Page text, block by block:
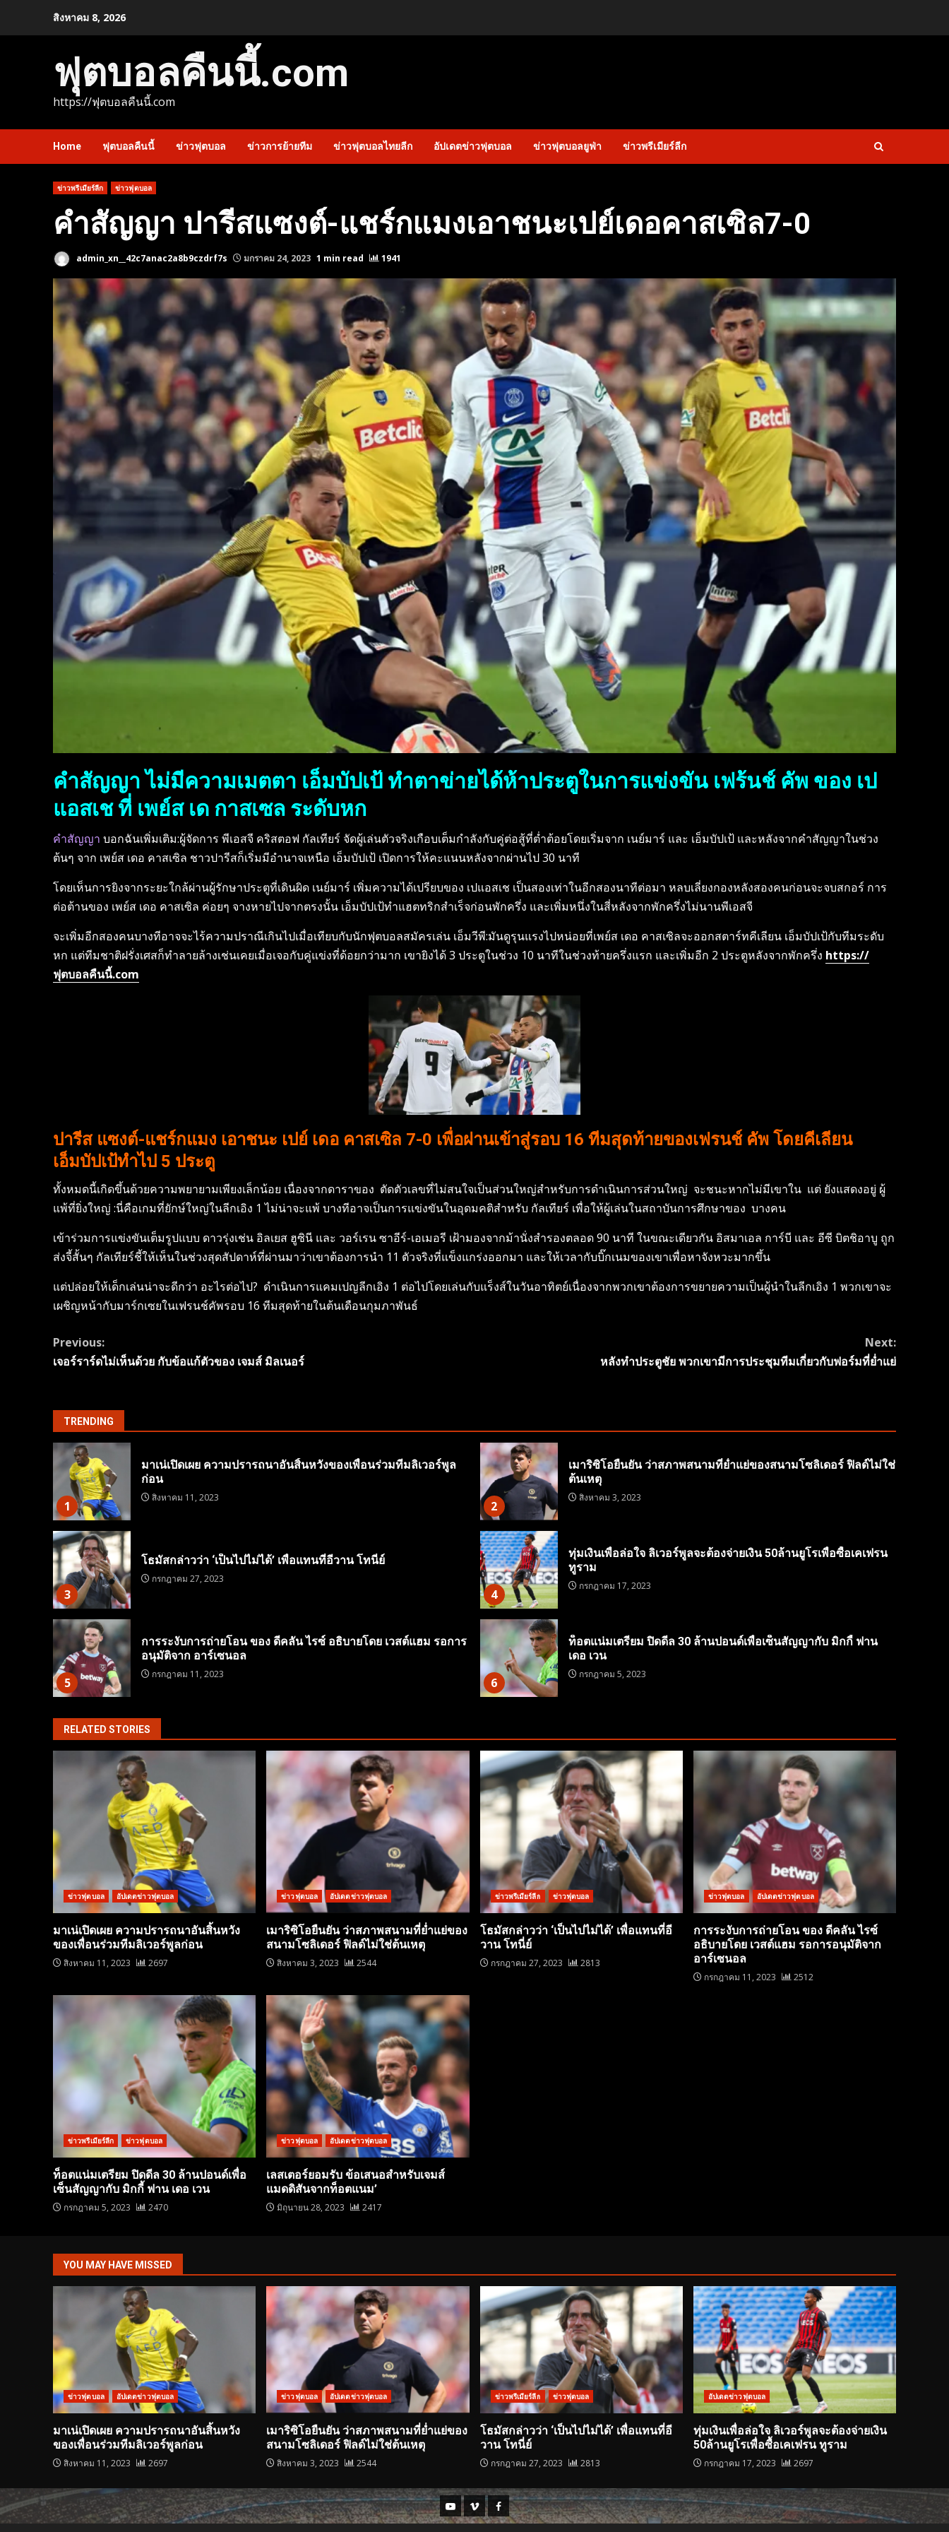
สิงหาคม 8, 2026
ฟุตบอลคืนนี้.com
https://ฟุตบอลคืนนี้.com
Home ฟุตบอลคืนนี้ ข่าวฟุตบอล ข่าวการย้ายทีม ข่าวฟุตบอลไทยลีก อัปเดตข่าวฟุตบอล ข่าวฟุตบอลยูฟ่า ข่าวพรีเมียร์ลีก
ข่าวพรีเมียร์ลีก ข่าวฟุตบอล
คำสัญญา ปารีสแซงต์-แชร์กแมงเอาชนะเปย์เดอคาสเซิล7-0
admin_xn__42c7anac2a8b9czdrf7s มกราคม 24, 2023 1 min read 1941
คำสัญญา ไม่มีความเมตตา เอ็มบัปเป้ ทำตาข่ายได้ห้าประตูในการแข่งขัน เฟร้นช์ คัพ ของ เป
แอสเช ที่ เพย์ส เด กาสเซล ระดับหก
คำสัญญา บอกฉันเพิ่มเติม:ผู้จัดการ พีเอสจี คริสตอฟ กัลเทียร์ จัดผู้เล่นตัวจริงเกือบเต็มกำลังกับคู่ต่อสู้ที่ต่ำต้อยโดยเริ่มจาก เนย์มาร์ และ เอ็มบัปเป้ และหลังจากคำสัญญาในช่วง
ต้นๆ จาก เพย์ส เดอ คาสเซิล ชาวปารีสก็เริ่มมีอำนาจเหนือ เอ็มบัปเป้ เปิดการให้คะแนนหลังจากผ่านไป 30 นาที
โดยเห็นการยิงจากระยะใกล้ผ่านผู้รักษาประตูที่เดินผิด เนย์มาร์ เพิ่มความได้เปรียบของ เปแอสเช เป็นสองเท่าในอีกสองนาทีต่อมา หลบเลี่ยงกองหลังสองคนก่อนจะจบสกอร์ การ
ต่อต้านของ เพย์ส เดอ คาสเซิล ค่อยๆ จางหายไปจากตรงนั้น เอ็มบัปเป้ทำแฮตทริกสำเร็จก่อนพักครึ่ง และเพิ่มหนึ่งในสี่หลังจากพักครึ่งไม่นานพีเอสจี
จะเพิ่มอีกสองคนบางทีอาจจะไร้ความปราณีเกินไปเมื่อเทียบกับนักฟุตบอลสมัครเล่น เอ็มวีพี:มันดูรุนแรงไปหน่อยที่เพย์ส เดอ คาสเซิลจะออกสตาร์ทคีเลียน เอ็มบัปเป้กับทีมระดับ
หก แต่ทีมชาติฝรั่งเศสก็ทำลายล้างเช่นเคยเมื่อเจอกับคู่แข่งที่ด้อยกว่ามาก เขายิงได้ 3 ประตูในช่วง 10 นาทีในช่วงท้ายครึ่งแรก และเพิ่มอีก 2 ประตูหลังจากพักครึ่ง https://
ฟุตบอลคืนนี้.com
ปารีส แซงต์-แชร์กแมง เอาชนะ เปย์ เดอ คาสเซิล 7-0 เพื่อผ่านเข้าสู่รอบ 16 ทีมสุดท้ายของเฟรนช์ คัพ โดยคีเลียน
เอ็มบัปเป้ทำไป 5 ประตู
ทั้งหมดนี้เกิดขึ้นด้วยความพยายามเพียงเล็กน้อย เนื่องจากดาราของ ตัดตัวเลขที่ไม่สนใจเป็นส่วนใหญ่สำหรับการดำเนินการส่วนใหญ่ จะชนะหากไม่มีเขาใน แต่ ยังแสดงอยู่ ผู้
แพ้ที่ยิ่งใหญ่ :นี่คือเกมที่ยักษ์ใหญ่ในลีกเอิง 1 ไม่น่าจะแพ้ บางทีอาจเป็นการแข่งขันในอุดมคติสำหรับ กัลเทียร์ เพื่อให้ผู้เล่นในสถาบันการศึกษาของ บางคน
เข้าร่วมการแข่งขันเต็มรูปแบบ ดาวรุ่งเช่น อิลเยส ฮูซินี และ วอร์เรน ซาอีร์-เอเมอรี เฝ้ามองจากม้านั่งสำรองตลอด 90 นาที ในขณะเดียวกัน อิสมาเอล การ์บี และ อีซี บิตชิอาบู ถูก
ส่งจี้สั้นๆ กัลเทียร์ชี้ให้เห็นในช่วงสุดสัปดาห์ที่ผ่านมาว่าเขาต้องการนำ 11 ตัวจริงที่แข็งแกร่งออกมา และให้เวลากับบิ๊กเนมของเขาเพื่อหาจังหวะมากขึ้น
แต่ปล่อยให้เด็กเล่นน่าจะดีกว่า อะไรต่อไป? ดำเนินการแคมเปญลีกเอิง 1 ต่อไปโดยเล่นกับแร็งส์ในวันอาทิตย์เนื่องจากพวกเขาต้องการขยายความเป็นผู้นำในลีกเอิง 1 พวกเขาจะ
เผชิญหน้ากับมาร์กเซยในเฟรนช์คัพรอบ 16 ทีมสุดท้ายในต้นเดือนกุมภาพันธ์
Continue
Reading
Previous:
เจอร์ราร์ดไม่เห็นด้วย กับข้อแก้ตัวของ เจมส์ มิลเนอร์
Next:
หลังทำประตูชัย พวกเขามีการประชุมทีมเกี่ยวกับฟอร์มที่ย่ำแย่
TRENDING
1
มาเน่เปิดเผย ความปรารถนาอันสิ้นหวังของเพื่อนร่วมทีมลิเวอร์พูล
ก่อน
สิงหาคม 11, 2023
2
เมาริซิโอยืนยัน ว่าสภาพสนามที่ย่ำแย่ของสนามโซลิเดอร์ ฟิลด์ไม่ใช่
ต้นเหตุ
สิงหาคม 3, 2023
3
โธมัสกล่าวว่า ‘เป็นไปไม่ได้’ เพื่อแทนที่อีวาน โทนี่ย์
กรกฎาคม 27, 2023
4
ทุ่มเงินเพื่อล่อใจ ลิเวอร์พูลจะต้องจ่ายเงิน 50ล้านยูโรเพื่อซื้อเคเฟรน
ทูราม
กรกฎาคม 17, 2023
5
การระงับการถ่ายโอน ของ ดีคลัน ไรซ์ อธิบายโดย เวสต์แฮม รอการ
อนุมัติจาก อาร์เซนอล
กรกฎาคม 11, 2023
6
ท็อตแน่มเตรียม ปิดดีล 30 ล้านปอนด์เพื่อเซ็นสัญญากับ มิกกี้ ฟาน
เดอ เวน
กรกฎาคม 5, 2023
RELATED STORIES
ข่าวฟุตบอล อัปเดตข่าวฟุตบอล
มาเน่เปิดเผย ความปรารถนาอันสิ้นหวัง
ของเพื่อนร่วมทีมลิเวอร์พูลก่อน
สิงหาคม 11, 2023 2697
ข่าวฟุตบอล อัปเดตข่าวฟุตบอล
เมาริซิโอยืนยัน ว่าสภาพสนามที่ย่ำแย่ของ
สนามโซลิเดอร์ ฟิลด์ไม่ใช่ต้นเหตุ
สิงหาคม 3, 2023 2544
ข่าวพรีเมียร์ลีก ข่าวฟุตบอล
โธมัสกล่าวว่า ‘เป็นไปไม่ได้’ เพื่อแทนที่อี
วาน โทนี่ย์
กรกฎาคม 27, 2023 2813
ข่าวฟุตบอล อัปเดตข่าวฟุตบอล
การระงับการถ่ายโอน ของ ดีคลัน ไรซ์
อธิบายโดย เวสต์แฮม รอการอนุมัติจาก
อาร์เซนอล
กรกฎาคม 11, 2023 2512
ข่าวพรีเมียร์ลีก ข่าวฟุตบอล
ท็อตแน่มเตรียม ปิดดีล 30 ล้านปอนด์เพื่อ
เซ็นสัญญากับ มิกกี้ ฟาน เดอ เวน
กรกฎาคม 5, 2023 2470
ข่าวฟุตบอล อัปเดตข่าวฟุตบอล
เลสเตอร์ยอมรับ ข้อเสนอสำหรับเจมส์
แมดดิสันจากท็อตแนม’
มิถุนายน 28, 2023 2417
YOU MAY HAVE MISSED
ข่าวฟุตบอล อัปเดตข่าวฟุตบอล
มาเน่เปิดเผย ความปรารถนาอันสิ้นหวัง
ของเพื่อนร่วมทีมลิเวอร์พูลก่อน
สิงหาคม 11, 2023 2697
ข่าวฟุตบอล อัปเดตข่าวฟุตบอล
เมาริซิโอยืนยัน ว่าสภาพสนามที่ย่ำแย่ของ
สนามโซลิเดอร์ ฟิลด์ไม่ใช่ต้นเหตุ
สิงหาคม 3, 2023 2544
ข่าวพรีเมียร์ลีก ข่าวฟุตบอล
โธมัสกล่าวว่า ‘เป็นไปไม่ได้’ เพื่อแทนที่อี
วาน โทนี่ย์
กรกฎาคม 27, 2023 2813
อัปเดตข่าวฟุตบอล
ทุ่มเงินเพื่อล่อใจ ลิเวอร์พูลจะต้องจ่ายเงิน
50ล้านยูโรเพื่อซื้อเคเฟรน ทูราม
กรกฎาคม 17, 2023 2697
Youtube
VimeoFacebook